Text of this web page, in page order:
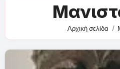
Αρχική σελίδα